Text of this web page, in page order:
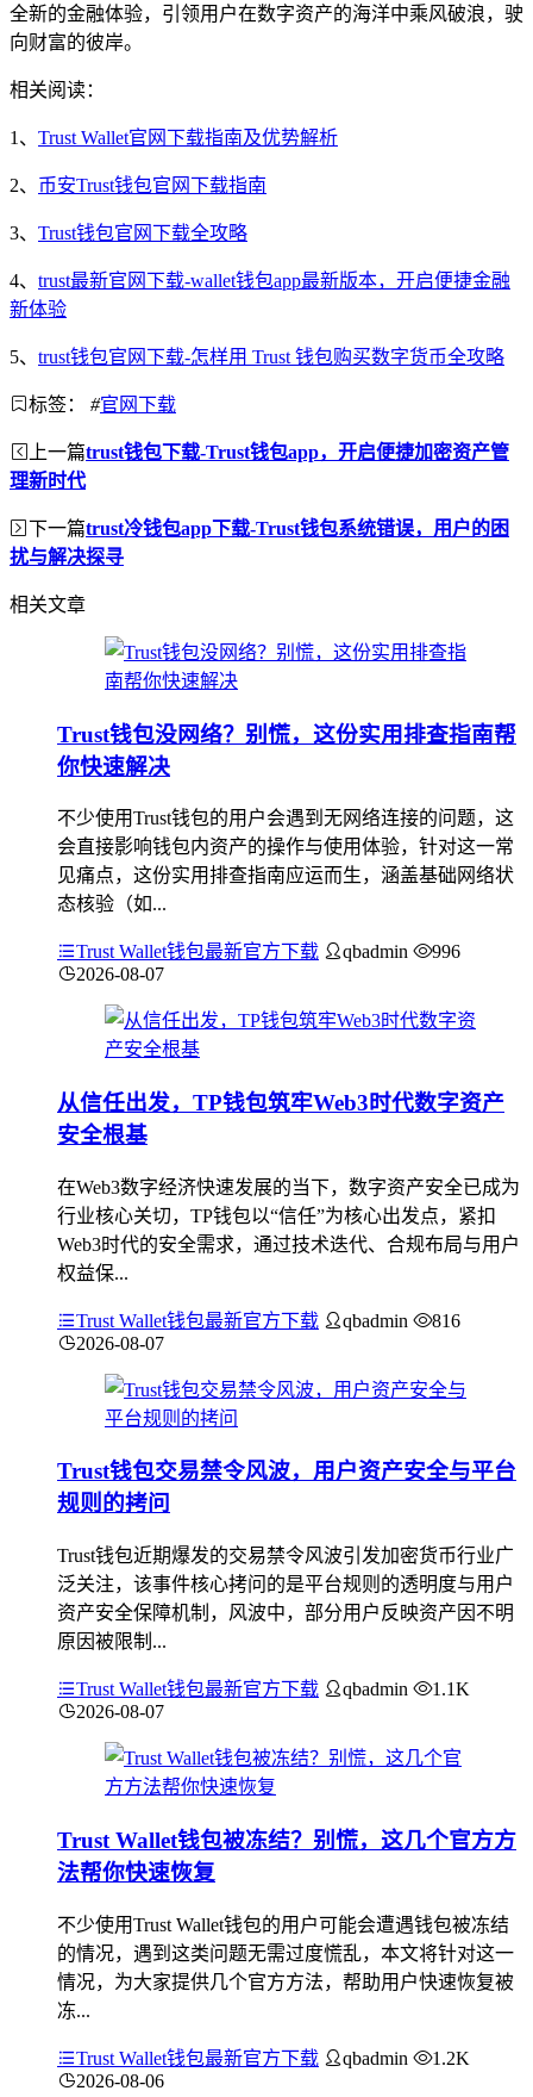
全新的金融体验，引领用户在数字资产的海洋中乘风破浪，驶
向财富的彼岸。
相关阅读：
1、 Trust Wallet官网下载指南及优势解析
2、 币安Trust钱包官网下载指南
3、 Trust钱包官网下载全攻略
4、 trust最新官网下载-wallet钱包app最新版本，开启便捷金融
新体验
5、 trust钱包官网下载-怎样用 Trust 钱包购买数字货币全攻略
标签： #官网下载
上一篇trust钱包下载-Trust钱包app，开启便捷加密资产管
理新时代
下一篇trust冷钱包app下载-Trust钱包系统错误，用户的困
扰与解决探寻
相关文章
Trust钱包没网络？别慌，这份实用排查指南帮
你快速解决
不少使用Trust钱包的用户会遇到无网络连接的问题，这
会直接影响钱包内资产的操作与使用体验，针对这一常
见痛点，这份实用排查指南应运而生，涵盖基础网络状
态核验（如...
Trust Wallet钱包最新官方下载 qbadmin
996
2026-08-07
从信任出发，TP钱包筑牢Web3时代数字资产
安全根基
在Web3数字经济快速发展的当下，数字资产安全已成为
行业核心关切，TP钱包以“信任”为核心出发点，紧扣
Web3时代的安全需求，通过技术迭代、合规布局与用户
权益保...
Trust Wallet钱包最新官方下载 qbadmin
816
2026-08-07
Trust钱包交易禁令风波，用户资产安全与平台
规则的拷问
Trust钱包近期爆发的交易禁令风波引发加密货币行业广
泛关注，该事件核心拷问的是平台规则的透明度与用户
资产安全保障机制，风波中，部分用户反映资产因不明
原因被限制...
Trust Wallet钱包最新官方下载 qbadmin
1.1K
2026-08-07
Trust Wallet钱包被冻结？别慌，这几个官方方
法帮你快速恢复
不少使用Trust Wallet钱包的用户可能会遭遇钱包被冻结
的情况，遇到这类问题无需过度慌乱，本文将针对这一
情况，为大家提供几个官方方法，帮助用户快速恢复被
冻...
Trust Wallet钱包最新官方下载 qbadmin
1.2K
2026-08-06